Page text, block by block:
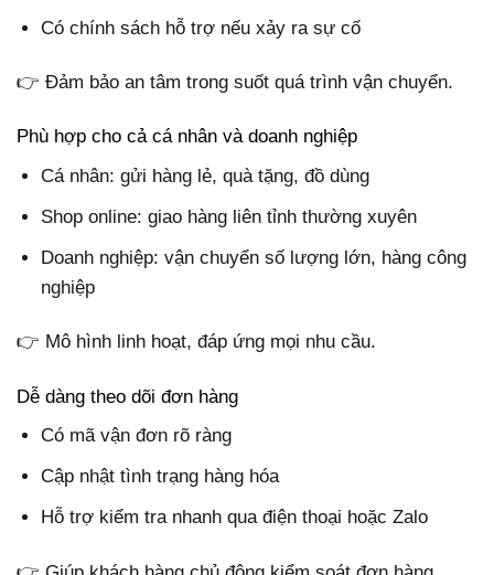
Có chính sách hỗ trợ nếu xảy ra sự cố
👉 Đảm bảo an tâm trong suốt quá trình vận chuyển.
Phù hợp cho cả cá nhân và doanh nghiệp
Cá nhân: gửi hàng lẻ, quà tặng, đồ dùng
Shop online: giao hàng liên tỉnh thường xuyên
Doanh nghiệp: vận chuyển số lượng lớn, hàng công
nghiệp
👉 Mô hình linh hoạt, đáp ứng mọi nhu cầu.
Dễ dàng theo dõi đơn hàng
Có mã vận đơn rõ ràng
Cập nhật tình trạng hàng hóa
Hỗ trợ kiểm tra nhanh qua điện thoại hoặc Zalo